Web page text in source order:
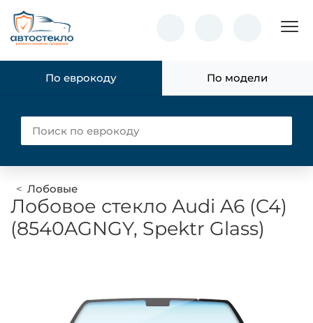
По еврокоду По модели
Лобовые
Лобовое стекло Audi A6 (C4)
(8540AGNGY, Spektr Glass)